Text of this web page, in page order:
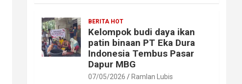
BERITA HOT
Kelompok budi daya ikan
patin binaan PT Eka Dura
Indonesia Tembus Pasar
Dapur MBG
07/05/2026 Ramlan Lubis